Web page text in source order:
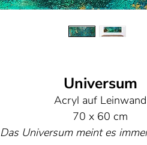
Universum
Acryl auf Leinwand
70 x 60 cm
Das Universum meint es